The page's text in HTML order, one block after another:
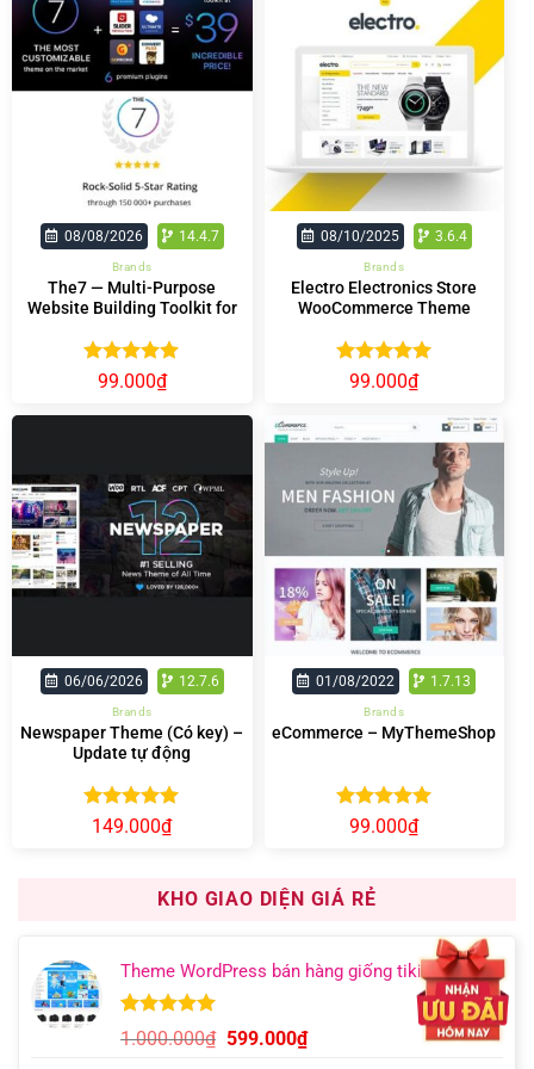
08/08/2026 14.4.7
Brands
The7 — Multi-Purpose
Website Building Toolkit for
Được xếp
5.00
5 sao
99.000₫
08/10/2025 3.6.4
Brands
Electro Electronics Store
WooCommerce Theme
Được xếp
5.00
99.000₫
06/06/2026 12.7.6
Brands
Newspaper Theme (Có key) –
Update tự động
Được xếp
4.92
149.000₫
01/08/2022 1.7.13
Brands
eCommerce – MyThemeShop
Được xếp
5.00
99.000₫
KHO GIAO DIỆN GIÁ RẺ
Theme WordPress bán hàng giống tiki
5.00trên 5
dựa trên
11
1.000.000₫ Giá
599.000₫Giá